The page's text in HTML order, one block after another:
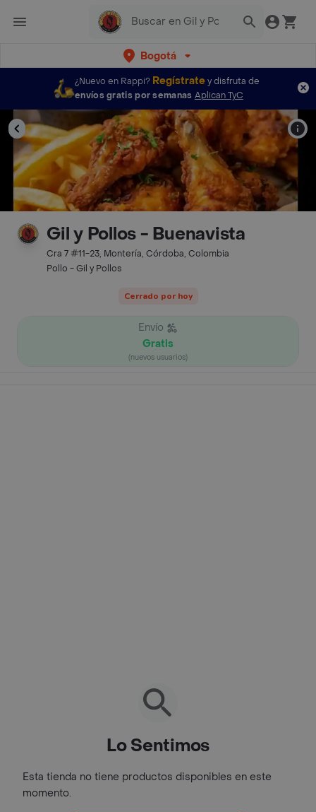
Bogotá
¿Nuevo en Rappi? Regístratey disfruta de
envíos gratis por semanas Aplican TyC
Gil y Pollos - Buenavista
Cra 7 #11-23, Montería, Córdoba, Colombia
Pollo - Gil y Pollos
Cerrado por hoy
Envío
Gratis
(nuevos usuarios)
Lo Sentimos
Esta tienda no tiene productos disponibles en este
momento.